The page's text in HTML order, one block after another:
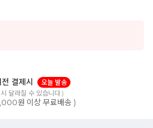
결제시
오늘 발송
달라질 수 있습니다.)
원 이상 무료배송 )